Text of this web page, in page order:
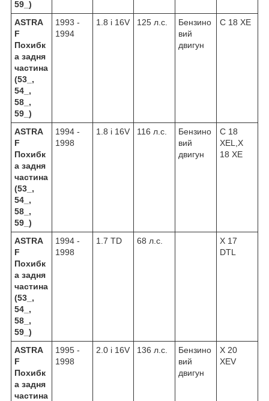
59_)
ASTRA
F
Похибк
а задня
частина
(53_,
54_,
58_,
59_)
1993 -
1994
1.8 i 16V 125 л.с.
Бензино
вий
двигун
C 18 XE
ASTRA
F
Похибк
а задня
частина
(53_,
54_,
58_,
59_)
1994 -
1998
1.8 i 16V 116 л.с.
Бензино
вий
двигун
C 18
XEL,X
18 XE
ASTRA
F
Похибк
а задня
частина
(53_,
54_,
58_,
59_)
1994 -
1998
1.7 TD 68 л.с.
X 17
DTL
ASTRA
F
Похибк
а задня
частина
1995 -
1998
2.0 i 16V 136 л.с.
Бензино
вий
двигун
X 20
XEV